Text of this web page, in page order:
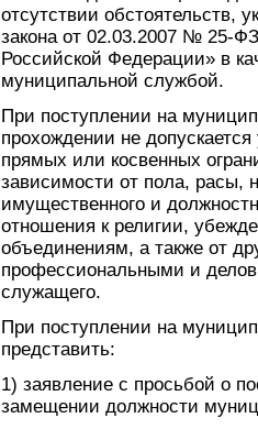
отсутствии обстоятельств,
закона от 02.03.2007 № 25-
Российской Федерации» в
муниципальной службой.
При поступлении на
прохождении не
прямых или косвенных
зависимости от пола, расы,
имущественного и
отношения к религии,
объединениям, а также от
профессиональными и
служащего.
При поступлении на
представить:
1) заявление с просьбой о
замещении должности